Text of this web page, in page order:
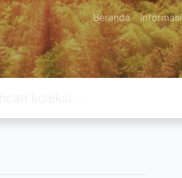
Beranda Informasi